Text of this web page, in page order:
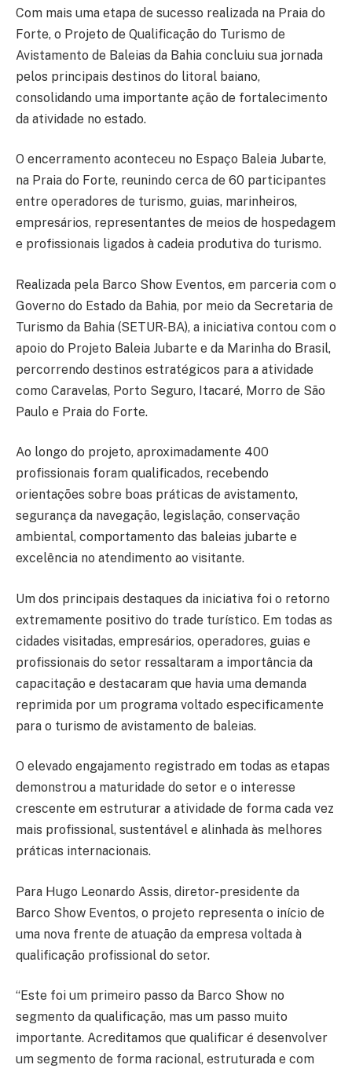
Com mais uma etapa de sucesso realizada na Praia do
Forte, o Projeto de Qualificação do Turismo de
Avistamento de Baleias da Bahia concluiu sua jornada
pelos principais destinos do litoral baiano,
consolidando uma importante ação de fortalecimento
da atividade no estado.
O encerramento aconteceu no Espaço Baleia Jubarte,
na Praia do Forte, reunindo cerca de 60 participantes
entre operadores de turismo, guias, marinheiros,
empresários, representantes de meios de hospedagem
e profissionais ligados à cadeia produtiva do turismo.
Realizada pela Barco Show Eventos, em parceria com o
Governo do Estado da Bahia, por meio da Secretaria de
Turismo da Bahia (SETUR-BA), a iniciativa contou com o
apoio do Projeto Baleia Jubarte e da Marinha do Brasil,
percorrendo destinos estratégicos para a atividade
como Caravelas, Porto Seguro, Itacaré, Morro de São
Paulo e Praia do Forte.
Ao longo do projeto, aproximadamente 400
profissionais foram qualificados, recebendo
orientações sobre boas práticas de avistamento,
segurança da navegação, legislação, conservação
ambiental, comportamento das baleias jubarte e
excelência no atendimento ao visitante.
Um dos principais destaques da iniciativa foi o retorno
extremamente positivo do trade turístico. Em todas as
cidades visitadas, empresários, operadores, guias e
profissionais do setor ressaltaram a importância da
capacitação e destacaram que havia uma demanda
reprimida por um programa voltado especificamente
para o turismo de avistamento de baleias.
O elevado engajamento registrado em todas as etapas
demonstrou a maturidade do setor e o interesse
crescente em estruturar a atividade de forma cada vez
mais profissional, sustentável e alinhada às melhores
práticas internacionais.
Para Hugo Leonardo Assis, diretor-presidente da
Barco Show Eventos, o projeto representa o início de
uma nova frente de atuação da empresa voltada à
qualificação profissional do setor.
“Este foi um primeiro passo da Barco Show no
segmento da qualificação, mas um passo muito
importante. Acreditamos que qualificar é desenvolver
um segmento de forma racional, estruturada e com